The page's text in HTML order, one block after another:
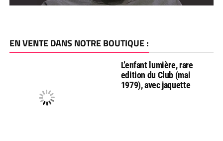
EN VENTE DANS NOTRE BOUTIQUE :
L’enfant lumière, rare
edition du Club (mai
1979), avec jaquette